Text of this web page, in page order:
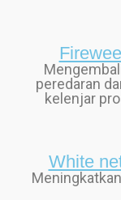
peredaran
kelenjar
White